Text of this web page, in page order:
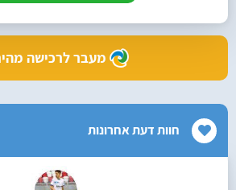
מעבר לרכישה
חוות דעת אחרונות